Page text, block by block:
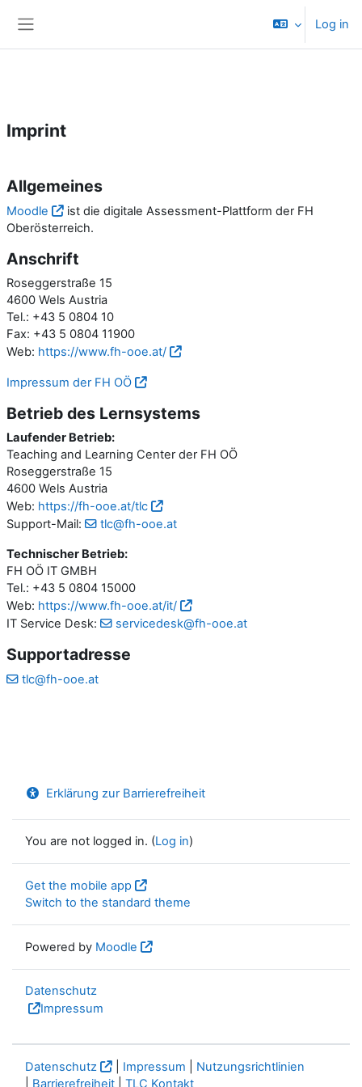
Log in
Imprint
Allgemeines
Moodle
ist die digitale Assessment-Plattform der FH
Oberösterreich.
Anschrift
Roseggerstraße 15
4600 Wels Austria
Tel.: +43 5 0804 10
Fax: +43 5 0804 11900
Web: https://www.fh-ooe.at/
Impressum der FH OÖ
Betrieb des Lernsystems
Laufender Betrieb:
Teaching and Learning Center der FH OÖ
Roseggerstraße 15
4600 Wels Austria
Web: https://fh-ooe.at/tlc
Support-Mail:
tlc@fh-ooe.at
Technischer Betrieb:
FH OÖ IT GMBH
Tel.: +43 5 0804 15000
Web: https://www.fh-ooe.at/it/
IT Service Desk:
servicedesk@fh-ooe.at
Supportadresse
tlc@fh-ooe.at
Erklärung zur Barrierefreiheit
You are not logged in. (Log in)
Get the mobile app
Switch to the standard theme
Powered by Moodle
Datenschutz
Impressum
Datenschutz Impressum
Nutzungsrichtlinien
Barrierefreiheit TLC Kontakt